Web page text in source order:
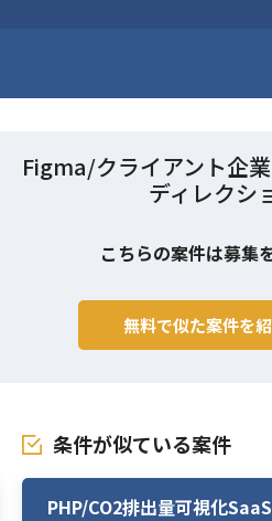
Figma/クライアント企
ディレクシ
こちらの案件は募集
無料で似た案件を
条件が似ている案件
PHP/CO2排出量可視化